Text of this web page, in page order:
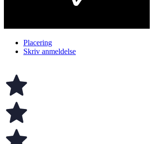
Placering
Skriv anmeldelse